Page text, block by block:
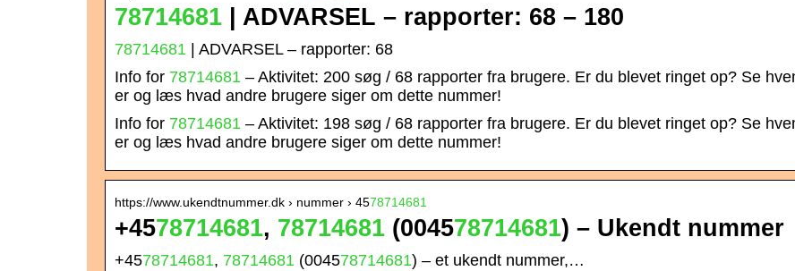
78714681 | ADVARSEL – rapporter: 68 – 180
78714681 | ADVARSEL – rapporter: 68
Info for 78714681 – Aktivitet: 200 søg / 68 rapporter fra brugere. Er du blevet ringet op? Se
er og læs hvad andre brugere siger om dette nummer!
Info for 78714681 – Aktivitet: 198 søg / 68 rapporter fra brugere. Er du blevet ringet op? Se
er og læs hvad andre brugere siger om dette nummer!
https://www.ukendtnummer.dk › nummer › 4578714681
+4578714681, 78714681 (004578714681) – Ukendt nummer
+4578714681, 78714681 (004578714681) – et ukendt nummer,…